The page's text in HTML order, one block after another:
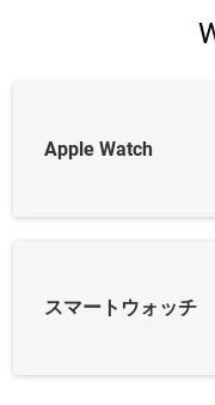
Apple Watch
スマートウォッチ